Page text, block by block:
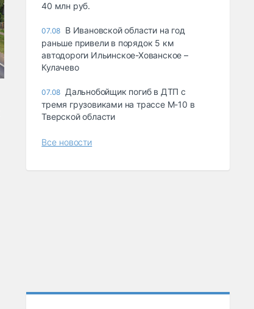
40 млн руб.
07.08 В Ивановской области на год
раньше привели в порядок 5 км
автодороги Ильинское-Хованское –
Кулачево
07.08 Дальнобойщик погиб в ДТП с
тремя грузовиками на трассе М-10 в
Тверской области
Все новости